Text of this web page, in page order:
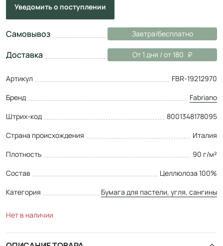
Уведомитьо поступлении
Самовывоз Завтра/бесплатно
Доставка От 1 дня / от 180
Артикул
FBR-19212970
Бренд
Fabriano
Штрих-код
8001348178095
Страна происхождения
Италия
Плотность
90 г/м²
Состав
Целлюлоза 100%
Категория
Бумага для пастели, угля, сангины
Нет в наличии